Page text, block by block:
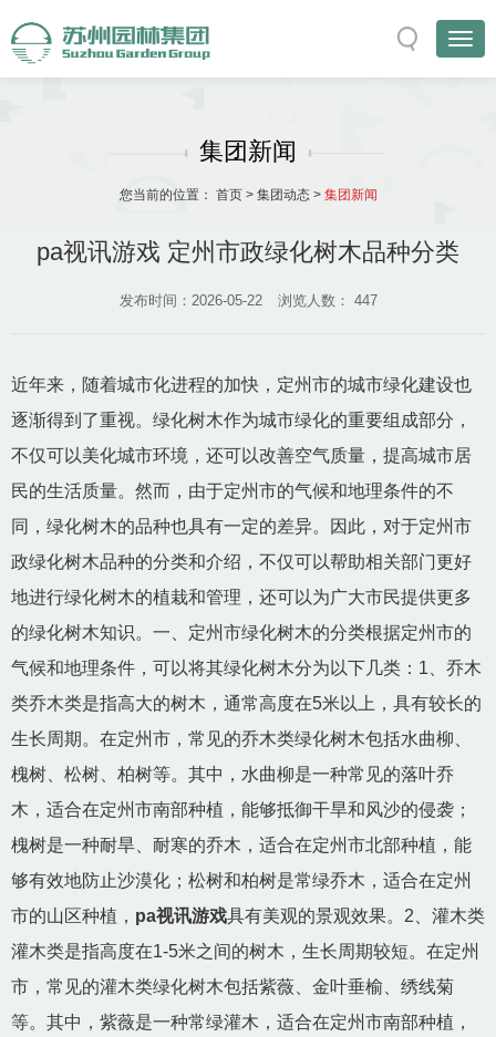
集团新闻
您当前的位置： 首页> 集团动态> 集团新闻
pa视讯游戏 定州市政绿化树木品种分类
发布时间：2026-05-22 浏览人数： 447
近年来，随着城市化进程的加快，定州市的城市绿化建设也
逐渐得到了重视。绿化树木作为城市绿化的重要组成部分，
不仅可以美化城市环境，还可以改善空气质量，提高城市居
民的生活质量。然而，由于定州市的气候和地理条件的不
同，绿化树木的品种也具有一定的差异。因此，对于定州市
政绿化树木品种的分类和介绍，不仅可以帮助相关部门更好
地进行绿化树木的植栽和管理，还可以为广大市民提供更多
的绿化树木知识。一、定州市绿化树木的分类根据定州市的
气候和地理条件，可以将其绿化树木分为以下几类：1、乔木
类乔木类是指高大的树木，通常高度在5米以上，具有较长的
生长周期。在定州市，常见的乔木类绿化树木包括水曲柳、
槐树、松树、柏树等。其中，水曲柳是一种常见的落叶乔
木，适合在定州市南部种植，能够抵御干旱和风沙的侵袭；
槐树是一种耐旱、耐寒的乔木，适合在定州市北部种植，能
够有效地防止沙漠化；松树和柏树是常绿乔木，适合在定州
市的山区种植， pa视讯游戏具有美观的景观效果。2、灌木类
灌木类是指高度在1-5米之间的树木，生长周期较短。在定州
市，常见的灌木类绿化树木包括紫薇、金叶垂榆、绣线菊
等。其中，紫薇是一种常绿灌木，适合在定州市南部种植，